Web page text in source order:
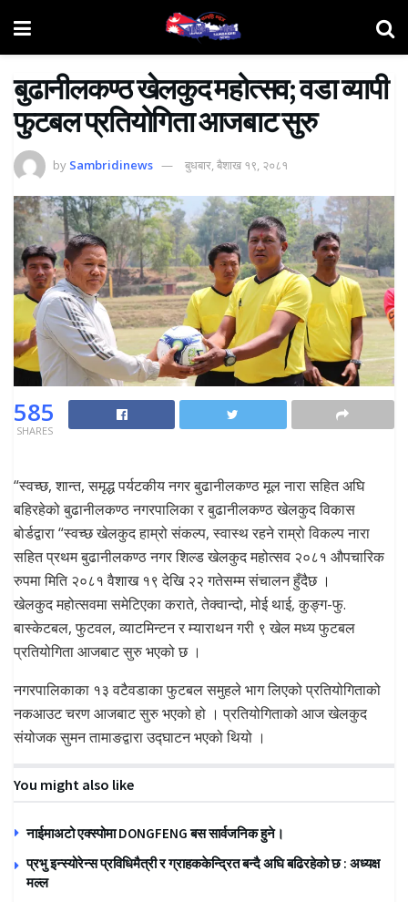
बुढानीलकण्ठ खेलकुद महोत्सव; वडा व्यापी
फुटबल प्रतियोगिता आजबाट सुरु
by Sambridinews बुधबार, बैशाख १९, २०८१
585
SHARES
“स्वच्छ, शान्त, समृद्ध पर्यटकीय नगर बुढानीलकण्ठ मूल नारा सहित अघि
बहिरहेको बुढानीलकण्ठ नगरपालिका र बुढानीलकण्ठ खेलकुद विकास
बोर्डद्वारा “स्वच्छ खेलकुद हाम्रो संकल्प, स्वास्थ रहने राम्रो विकल्प नारा
सहित प्रथम बुढानीलकण्ठ नगर शिल्ड खेलकुद महोत्सव २०८१ औपचारिक
रुपमा मिति २०८१ वैशाख १९ देखि २२ गतेसम्म संचालन हुँदैछ ।
खेलकुद महोत्सवमा समेटिएका कराते, तेक्वान्दो, मोई थाई, कुङ्ग-फु.
बास्केटबल, फुटवल, व्याटमिन्टन र म्याराथन गरी ९ खेल मध्य फुटबल
प्रतियोगिता आजबाट सुरु भएको छ ।
नगरपालिकाका १३ वटैवडाका फुटबल समुहले भाग लिएको प्रतियोगिताको
नकआउट चरण आजबाट सुरु भएको हो । प्रतियोगिताको आज खेलकुद
संयोजक सुमन तामाङद्वारा उद्घाटन भएको थियो ।
You might also like
नाईमाअटो एक्स्पोमा DONGFENG बस सार्वजनिक हुने।
प्रभु इन्स्योरेन्स प्रविधिमैत्री र ग्राहककेन्द्रित बन्दै अघि बढिरहेको छ : अध्यक्ष
मल्ल